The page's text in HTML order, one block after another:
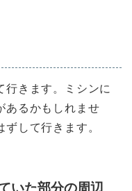
行きます。ミシンに
あるかもしれませ
して行きます。
いた部分の周辺